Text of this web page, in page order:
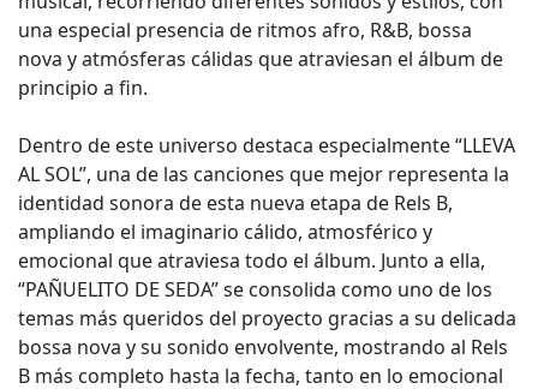
una especial presencia de ritmos afro, R&B, bossa
nova y atmósferas cálidas que atraviesan el álbum de
principio a fin.
Dentro de este universo destaca especialmente “LLEVA
AL SOL”, una de las canciones que mejor representa la
identidad sonora de esta nueva etapa de Rels B,
ampliando el imaginario cálido, atmosférico y
emocional que atraviesa todo el álbum. Junto a ella,
“PAÑUELITO DE SEDA” se consolida como uno de los
temas más queridos del proyecto gracias a su delicada
bossa nova y su sonido envolvente, mostrando al Rels
B más completo hasta la fecha, tanto en lo emocional